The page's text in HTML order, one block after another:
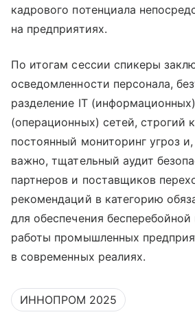
кадрового потенциала
на предприятиях.
По итогам сессии спикеры
осведомленности персонала,
разделение IT
(операционных) сетей, строгий
постоянный мониторинг угроз
важно, тщательный аудит
партнеров и поставщиков
рекомендаций в категорию
для обеспечения бесперебойной
работы промышленных
в современных реалиях.
ИННОПРОМ 2025